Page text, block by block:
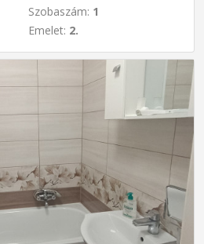
Szobaszám: 1
Emelet: 2.